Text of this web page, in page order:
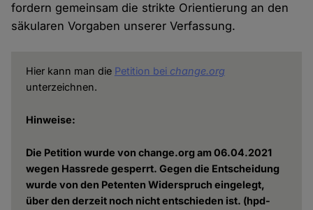
fordern gemeinsam die strikte Orientierung an den
säkularen Vorgaben unserer Verfassung.
Hier kann man die Petition bei change.org
unterzeichnen.
Hinweise:
Die Petition wurde von change.org am 06.04.2021
wegen Hassrede gesperrt. Gegen die Entscheidung
wurde von den Petenten Widerspruch eingelegt,
über den derzeit noch nicht entschieden ist. (hpd-